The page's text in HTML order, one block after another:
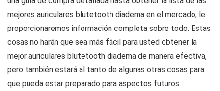
mejores auriculares blutetooth diadema en el mercado, le
proporcionaremos información completa sobre todo. Estas
cosas no harán que sea más fácil para usted obtener la
mejor auriculares blutetooth diadema de manera efectiva,
pero también estará al tanto de algunas otras cosas para
que pueda estar preparado para aspectos futuros.